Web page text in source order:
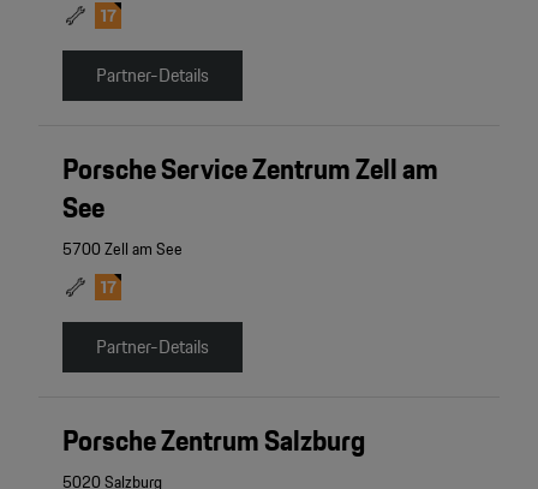
Partner-Details
Porsche Service Zentrum Zell am
See
5700 Zell am See
Partner-Details
Porsche Zentrum Salzburg
5020 Salzburg